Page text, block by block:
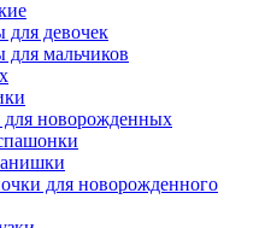
девочек
мальчиков
новорожденных
для новорожденного